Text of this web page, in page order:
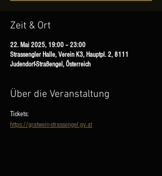
Zeit & Ort
22. Mai 2025, 19:00 – 23:00
Strassengler Halle, Verein K3, Hauptpl. 2, 8111
Judendorf-Straßengel, Österreich
Über die Veranstaltung
Tickets:
https://gratwein-strassengel.gv.at